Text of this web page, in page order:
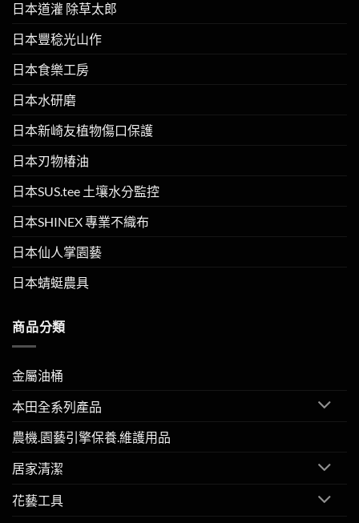
日本道灌 除草太郎
日本豐稔光山作
日本食樂工房
日本水研磨
日本新崎友植物傷口保護
日本刃物椿油
日本SUS.tee 土壤水分監控
日本SHINEX 專業不織布
日本仙人掌園藝
日本蜻蜓農具
商品分類
金屬油桶
本田全系列產品
農機.園藝引擎保養.維護用品
居家清潔
花藝工具